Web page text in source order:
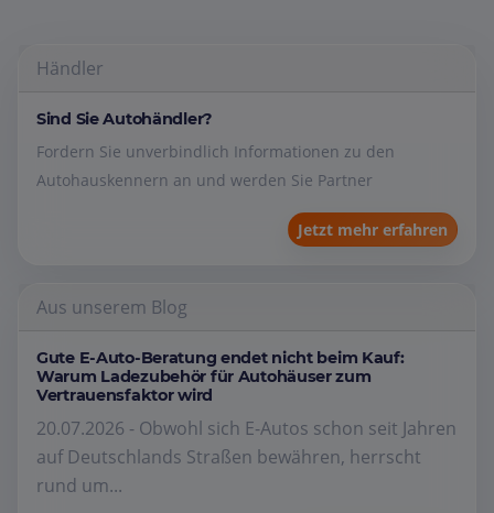
Händler
Sind Sie Autohändler?
Fordern Sie unverbindlich Informationen zu den
Autohauskennern an und werden Sie Partner
Jetzt mehr erfahren
Aus unserem Blog
Gute E-Auto-Beratung endet nicht beim Kauf:
Warum Ladezubehör für Autohäuser zum
Vertrauensfaktor wird
20.07.2026 - Obwohl sich E-Autos schon seit Jahren
auf Deutschlands Straßen bewähren, herrscht
rund um...